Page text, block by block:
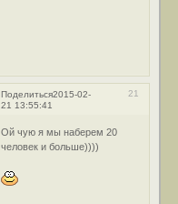
Поделиться 21
2015-02-
21 13:55:41
Ой чую я мы наберем 20
человек и больше))))